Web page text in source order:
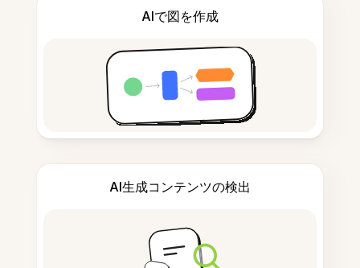
AIで図を作成
AI生成コンテンツの検出